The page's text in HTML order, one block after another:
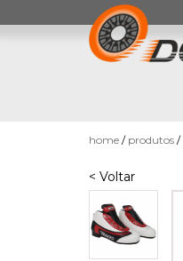
home produtos
< Voltar